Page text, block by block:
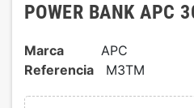
POWER BANK APC
Marca
APC
Referencia
M3TM